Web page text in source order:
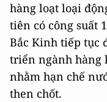
hàng loạt loại
tiên có công suất
Bắc Kinh tiếp tục
triển ngành hàng
nhằm hạn chế
then chốt.